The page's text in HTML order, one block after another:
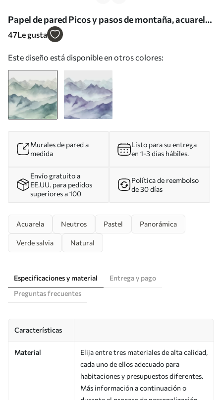
Papel de pared Picos y pasos de montaña, acuarela,
paisaje, paisaje, azul, color gris Nr. w00841
47Le gusta
Este diseño está disponible en otros colores:
Murales de pared a
medida
Listo para su entrega
en 1-3 días hábiles.
Envío gratuito a
EE.UU. para pedidos
superiores a 100
Política de reembolso
de 30 días
Acuarela Neutros Pastel Panorámica
Verde salvia Natural
Especificaciones y material
Entrega y pago
Preguntas frecuentes
Características
Material
Elija entre tres materiales de alta calidad,
cada uno de ellos adecuado para
habitaciones y presupuestos diferentes.
Más información a continuación o